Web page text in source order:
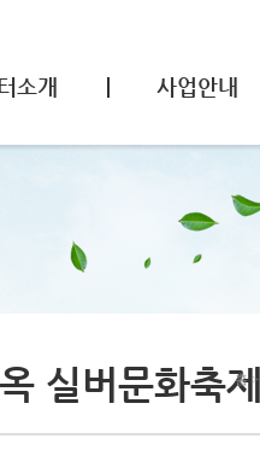
소개 사업안내
홈>
실버문화축제